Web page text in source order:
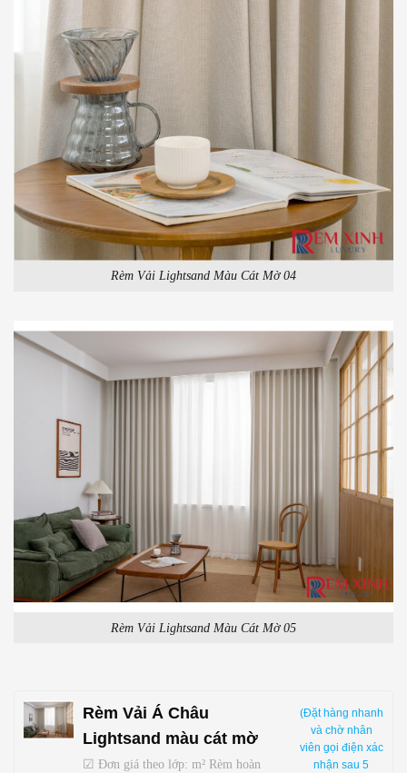
Rèm Vải Lightsand Màu Cát Mờ 04
Rèm Vải Lightsand Màu Cát Mờ 05
Rèm Vải Á Châu
Lightsand màu cát mờ
☑ Đơn giá theo lớp: m² Rèm hoàn
(Đặt hàng nhanh
và chờ nhân
viên gọi điện xác
nhận sau 5